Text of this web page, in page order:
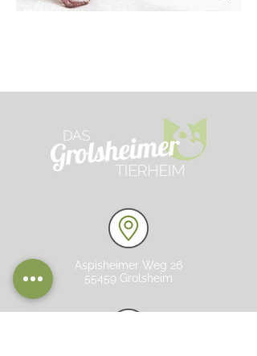
Aspisheimer Weg 26
55459 Grolsheim